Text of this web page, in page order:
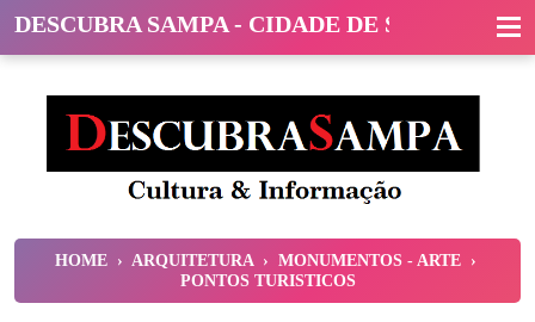
DESCUBRA SAMPA - CIDADE DE SÃO PAULO
HOME › ARQUITETURA › MONUMENTOS - ARTE ›
PONTOS TURISTICOS